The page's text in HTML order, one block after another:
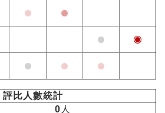
評比人數統計
0 人